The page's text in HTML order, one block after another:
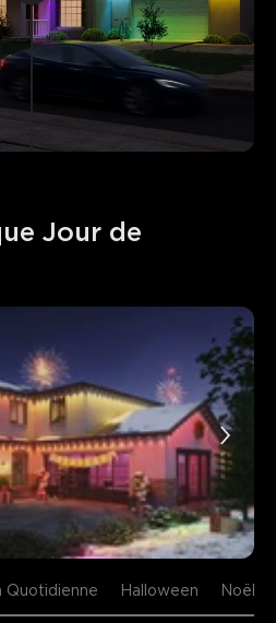
Jour de
Quotidienne Halloween Noël